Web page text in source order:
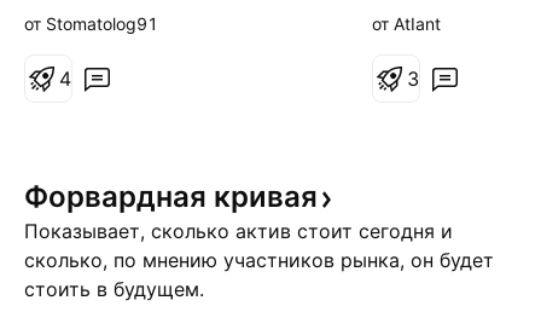
пытаюсь конечно взвесить за и
увидеть, но не сейчас, или не
половине графика схожую
схему тестирования свеч, где з
от Stomatolog91
4
сейчас: цена 64
накопление от
заносит
от AtIant
3
Форвардная кривая
Показывает, сколько актив стоит сегодня и
сколько, по мнению участников рынка, он будет
стоить в будущем.